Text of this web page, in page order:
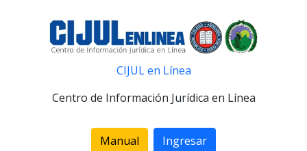
CIJUL en Línea
Centro de Información Jurídica en Línea
Manual Ingresar